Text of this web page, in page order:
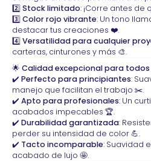
2️⃣Stock limitado: ¡Corre antes de
3️⃣Color rojo vibrante: Un tono
destacar tus creaciones ❤️.
4️⃣Versatilidad para cualquier
carteras, cinturones y más 🎨.
🌟 Calidad excepcional para todos
✔️ Perfecto para principiantes:
manejo que facilitan el trabajo ✂️.
✔️ Apto para profesionales: Un
acabados impecables 🏆.
✔️ Durabilidad garantizada:
perder su intensidad de color 💪.
✔️ Tacto incomparable: Suavidad
acabado de lujo 🤩.